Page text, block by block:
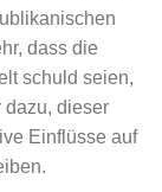
dass die
schuld seien,
dazu, dieser
Einflüsse auf